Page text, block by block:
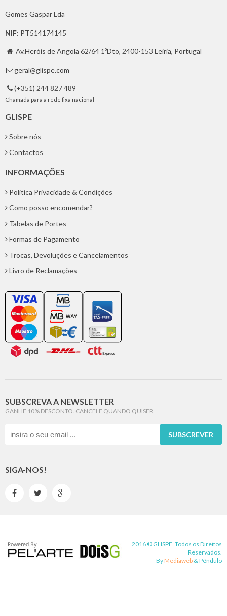
Gomes Gaspar Lda
NIF: PT514174145
 Av.Heróis de Angola 62/64 1ºDto, 2400-153 Leiria, Portugal
 geral@glispe.com
 (+351) 244 827 489
Chamada para a rede fixa nacional
GLISPE
Sobre nós
Contactos
INFORMAÇÕES
Politica Privacidade & Condições
Como posso encomendar?
Tabelas de Portes
Formas de Pagamento
Trocas, Devoluções e Cancelamentos
Livro de Reclamações
SUBSCREVA A NEWSLETTER
GANHE 10% DESCONTO. CANCELE QUANDO QUISER.
SUBSCREVER
SIGA-NOS!
  
2016 © GLISPE. Todos os Direitos
Reservados.
By Mediaweb & Pêndulo